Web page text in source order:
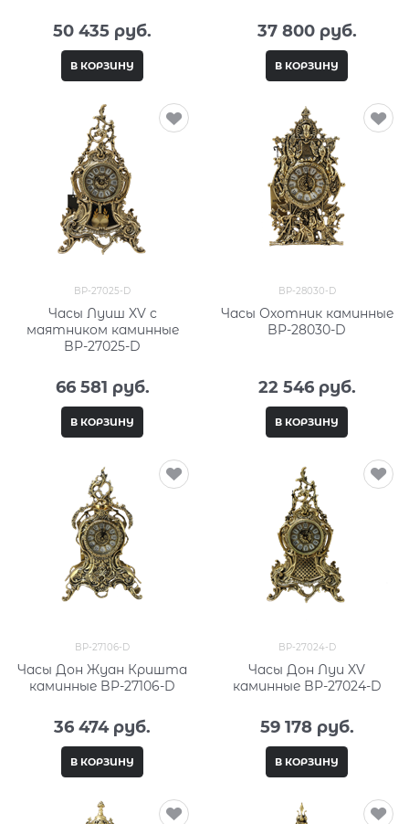
50 435 руб.
В КОРЗИНУ
37 800 руб.
В КОРЗИНУ
BP-27025-D
Часы Луиш XV с
маятником каминные
BP-27025-D
66 581 руб.
В КОРЗИНУ
BP-28030-D
Часы Охотник каминные
BP-28030-D
22 546 руб.
В КОРЗИНУ
BP-27106-D
Часы Дон Жуан Кришта
каминные BP-27106-D
36 474 руб.
В КОРЗИНУ
BP-27024-D
Часы Дон Луи XV
каминные BP-27024-D
59 178 руб.
В КОРЗИНУ